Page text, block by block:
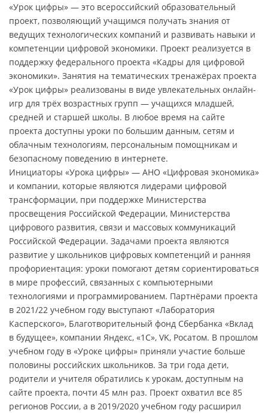
«Урок цифры» — это всероссийский образовательный
проект, позволяющий учащимся получать знания от
ведущих технологических компаний и развивать навыки и
компетенции цифровой экономики. Проект реализуется в
поддержку федерального проекта «Кадры для цифровой
экономики». Занятия на тематических тренажёрах проекта
«Урок цифры» реализованы в виде увлекательных онлайн-
игр для трёх возрастных групп — учащихся младшей,
средней и старшей школы. В любое время на сайте
проекта доступны уроки по большим данным, сетям и
облачным технологиям, персональным помощникам и
безопасному поведению в интернете.
Инициаторы «Урока цифры» — АНО «Цифровая экономика»
и компании, которые являются лидерами цифровой
трансформации, при поддержке Министерства
просвещения Российской Федерации, Министерства
цифрового развития, связи и массовых коммуникаций
Российской Федерации. Задачами проекта являются
развитие у школьников цифровых компетенций и ранняя
профориентация: уроки помогают детям сориентироваться
в мире профессий, связанных с компьютерными
технологиями и программированием. Партнёрами проекта
в 2021/22 учебном году выступают «Лаборатория
Касперского», Благотворительный фонд Сбербанка «Вклад
в будущее», компании Яндекс, «1С», VK, Росатом. В прошлом
учебном году в «Уроке цифры» приняли участие больше
половины российских школьников. За три года дети,
родители и учителя обратились к урокам, доступным на
сайте проекта, почти 45 млн раз. Проект охватил все 85
регионов России, а в 2019/2020 учебном году расширил